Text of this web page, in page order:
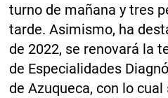
turno de mañana y tres
tarde. Asimismo, ha
de 2022, se renovará la
de Especialidades
de Azuqueca, con lo